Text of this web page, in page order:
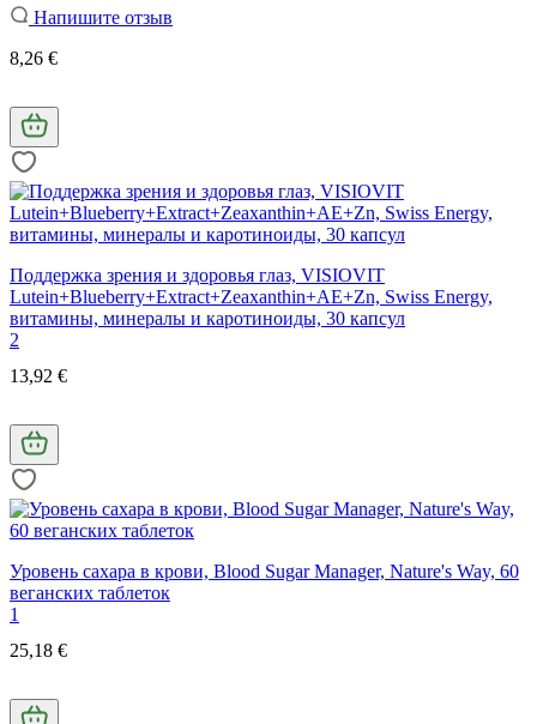
Напишите отзыв
8,26 €
Поддержка зрения и здоровья глаз, VISIOVIT
Lutein+Blueberry+Extract+Zeaxanthin+AE+Zn, Swiss Energy,
витамины, минералы и каротиноиды, 30 капсул
2
13,92 €
Уровень сахара в крови, Blood Sugar Manager, Nature's Way, 60
веганских таблеток
1
25,18 €